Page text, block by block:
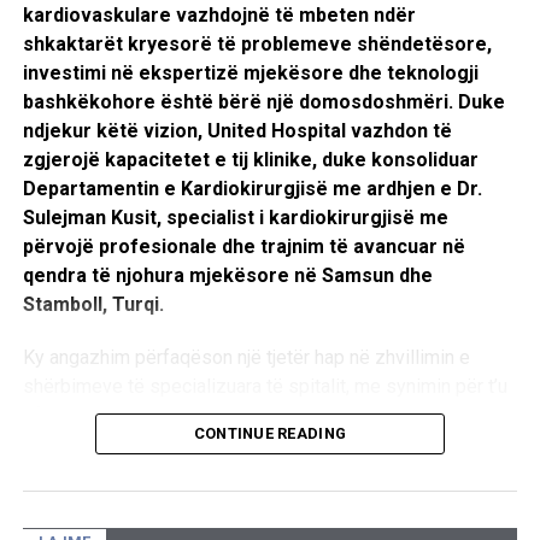
duke mësuar të krijojnë dhe menaxhojnë baza të të
dhënave, të analizojnë informacione, të përdorin sisteme
moderne informatike, si dhe të ndërtojnë aplikacione dhe
ueb-faqe funksionale. Programi përfshin përdorimin e
teknologjive bashkëkohore për menaxhimin e të dhënave
laboratorike, dizajnimin e bazave relacionale të të dhënave,
krijimin e pyetësorëve, raporteve dhe formave për
analizimin e informacionit, si dhe zhvillimin e aftësive në
dizajnimin dhe publikimin e ueb-faqeve.
Mësimi zhvillohet në laboratorë modernë të pajisur me
teknologjinë më të avancuar, ku nxënësit punojnë me
kompjuterë, pajisje laboratorike dhe platforma
Krahas aftësive teknike, programi zhvillon edhe
kompetenca të domosdoshme të shekullit XXI, si
kardiovaskulare vazhdojnë të mbeten ndër
shkaktarët kryesorë të problemeve shëndetësore,
investimi në ekspertizë mjekësore dhe teknologji
bashkëkohore është bërë një domosdoshmëri. Duke
ndjekur këtë vizion, United Hospital vazhdon të
zgjerojë kapacitetet e tij klinike, duke konsoliduar
Departamentin e Kardiokirurgjisë me ardhjen e Dr.
Sulejman Kusit, specialist i kardiokirurgjisë me
përvojë profesionale dhe trajnim të avancuar në
qendra të njohura mjekësore në Samsun dhe
Stamboll, Turqi.
Ky angazhim përfaqëson një tjetër hap në zhvillimin e
ofruar pacientëve kujdes kirurgjikal modern, të sigurt dhe
të bazuar në praktikat më të avancuara të mjekësisë
kualifikuar, United Hospital synon të krijojë një qendër
CONTINUE READING